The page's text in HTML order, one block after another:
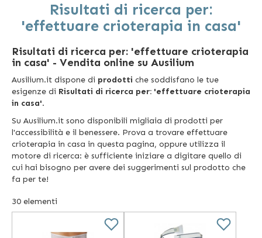
Risultati di ricerca per:
'effettuare crioterapia in casa'
Risultati di ricerca per: 'effettuare crioterapia
in casa' - Vendita online su Ausilium
Ausilium.it dispone di prodotti che soddisfano le tue
esigenze di Risultati di ricerca per: 'effettuare crioterapia
in casa'.
Su Ausilium.it sono disponibili migliaia di prodotti per
l'accessibilità e il benessere. Prova a trovare effettuare
crioterapia in casa in questa pagina, oppure utilizza il
motore di ricerca: è sufficiente iniziare a digitare quello di
cui hai bisogno per avere dei suggerimenti sul prodotto che
fa per te!
30 elementi